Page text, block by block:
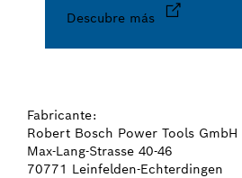
Descubre más
Fabricante:
Robert Bosch Power Tools GmbH
Max-Lang-Strasse 40-46
70771 Leinfelden-Echterdingen